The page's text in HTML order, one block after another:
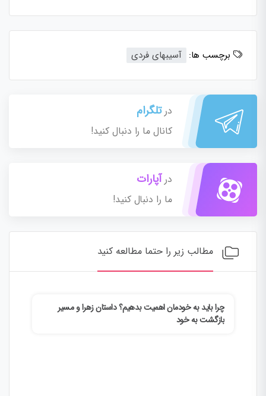
برچسب ها: آسیبهای فردی
درتلگرام
کانال ما را دنبال کنید!
درآپارات
ما را دنبال کنید!
مطالب زیر را حتما مطالعه کنید
چرا باید به خودمان اهمیت بدهیم؟ داستان زهرا و مسیر
بازگشت به خود